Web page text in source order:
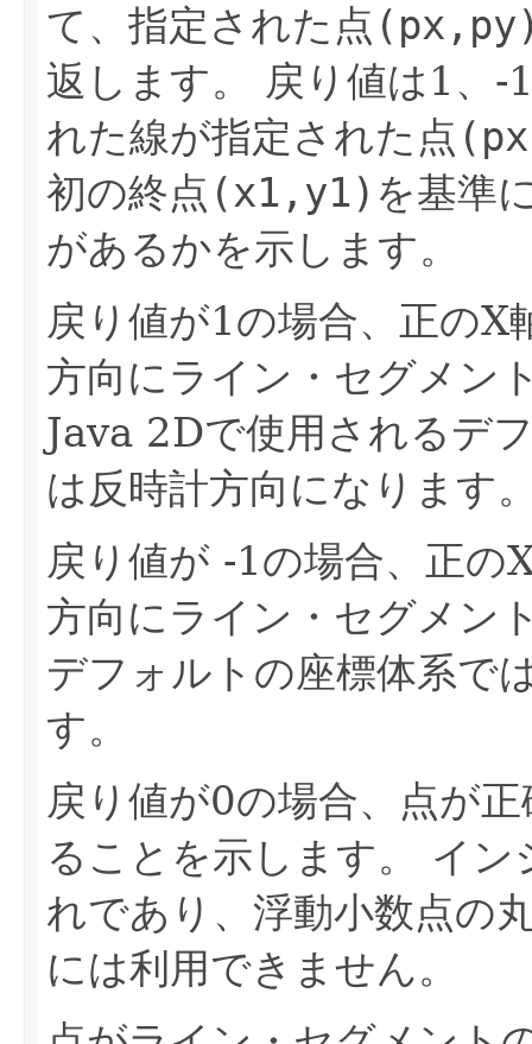
て、指定された点
返します。
戻り値は1、-
れた線が指定された点
初の終点 (x1,y1) を基準
があるかを示します。
戻り値が1の場合、正のX
方向にライン・セグメン
Java 2Dで使用されるデ
は反時計方向になります
戻り値が -1の場合、正の
方向にライン・セグメン
デフォルトの座標体系で
す。
戻り値が0の場合、点が
ることを示します。
イン
れであり、浮動小数点の
には利用できません。